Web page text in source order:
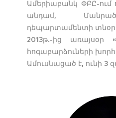
Ամերիաբանկ ՓԲԸ-ում
անդամ,
դեպարտամենտի
2013թ.-ից առայսօր
հոգաբարձուների
Ամուսնացած է, ունի 3